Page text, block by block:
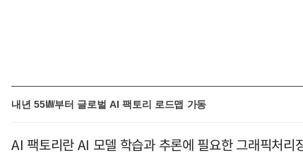
내년 55㎿부터 글로벌 AI 팩토리 로드맵 가동
AI 팩토리란 AI 모델 학습과 추론에 필요한 그래픽처